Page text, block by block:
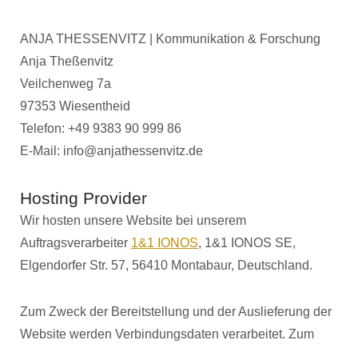
ANJA THESSENVITZ | Kommunikation & Forschung
Anja Theßenvitz
Veilchenweg 7a
97353 Wiesentheid
Telefon: +49 9383 90 999 86
E-Mail: info@anjathessenvitz.de
Hosting Provider
Wir hosten unsere Website bei unserem
Auftragsverarbeiter 1&1 IONOS, 1&1 IONOS SE,
Elgendorfer Str. 57, 56410 Montabaur, Deutschland.
Zum Zweck der Bereitstellung und der Auslieferung der
Website werden Verbindungsdaten verarbeitet. Zum